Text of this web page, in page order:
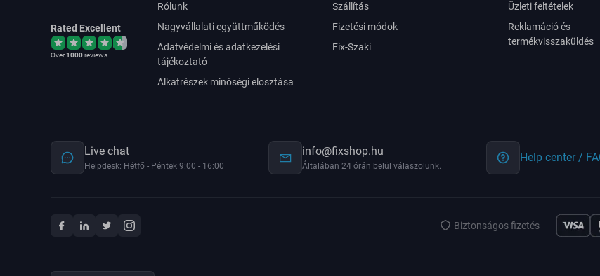
Rated Excellent
Over1000reviews
Rólunk
Nagyvállalati együttműködés
Adatvédelmi és adatkezelési
tájékoztató
Alkatrészek minőségi elosztása
Szállítás
Fizetési módok
Fix-Szaki
Üzleti feltételek
Reklamáció és
termékvisszaküldés
Live chat
Helpdesk: Hétfő - Péntek 9:00 - 16:00
info@fixshop.hu
Általában 24 órán belül válaszolunk.
Help center /
Biztonságos fizetés